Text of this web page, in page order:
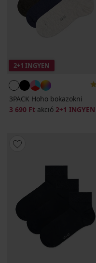
2+1 INGYEN
3PACK Hoho bokazokni
3 690 Ft akció 2+1 INGYEN